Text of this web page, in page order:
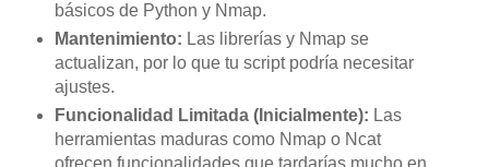
básicos de Python y Nmap.
Mantenimiento: Las librerías y Nmap se
actualizan, por lo que tu script podría necesitar
ajustes.
Funcionalidad Limitada (Inicialmente): Las
herramientas maduras como Nmap o Ncat
ofrecen funcionalidades que tardarías mucho en